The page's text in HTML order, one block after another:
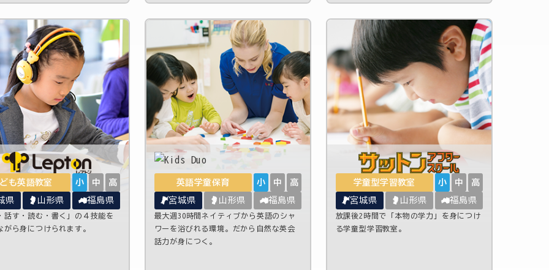
も英語教室 小 中 高
県 山形県 福島県
話す・読む・書く」の４技能を
がら身につけられます。
英語学童保育 小 中 高
宮城県 山形県 福島県
最大週30時間ネイティブから英語のシャ
ワーを浴びれる環境。だから自然な英会
話力が身につく。
学童型学習教室 小 中 高
宮城県 山形県 福島県
放課後2時間で「本物の学力」を身につけ
る学童型学習教室。